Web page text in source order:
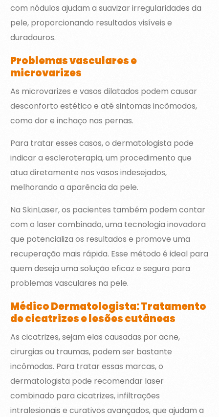
com nódulos ajudam a suavizar irregularidades da
pele, proporcionando resultados visíveis e
duradouros.
Problemas vasculares e
microvarizes
As microvarizes e vasos dilatados podem causar
desconforto estético e até sintomas incômodos,
como dor e inchaço nas pernas.
Para tratar esses casos, o dermatologista pode
indicar a escleroterapia, um procedimento que
atua diretamente nos vasos indesejados,
melhorando a aparência da pele.
Na SkinLaser, os pacientes também podem contar
com o laser combinado, uma tecnologia inovadora
que potencializa os resultados e promove uma
recuperação mais rápida. Esse método é ideal para
quem deseja uma solução eficaz e segura para
problemas vasculares na pele.
Médico Dermatologista: Tratamento
de cicatrizes e lesões cutâneas
As cicatrizes, sejam elas causadas por acne,
cirurgias ou traumas, podem ser bastante
incômodas. Para tratar essas marcas, o
dermatologista pode recomendar laser
combinado para cicatrizes, infiltrações
intralesionais e curativos avançados, que ajudam a